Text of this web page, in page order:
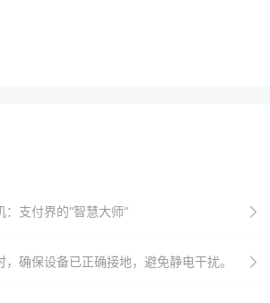
：支付界的“智慧大师”
，确保设备已正确接地，避免静电干扰。